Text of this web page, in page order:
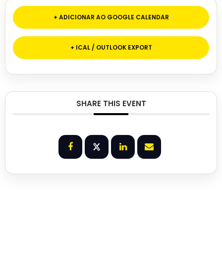
+ ADICIONAR AO GOOGLE CALENDAR
+ ICAL / OUTLOOK EXPORT
SHARE THIS EVENT